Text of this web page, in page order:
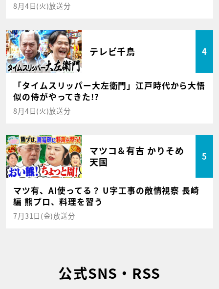
8月4日(火)放送分
テレビ千鳥 4
「タイムスリッパー大左衛門」江戸時代から大悟
似の侍がやってきた!?
8月4日(火)放送分
マツコ＆有吉 かりそめ
天国
5
マツ有、AI使ってる？ U字工事の敵情視察 長崎
編 熊プロ、料理を習う
7月31日(金)放送分
公式SNS・RSS